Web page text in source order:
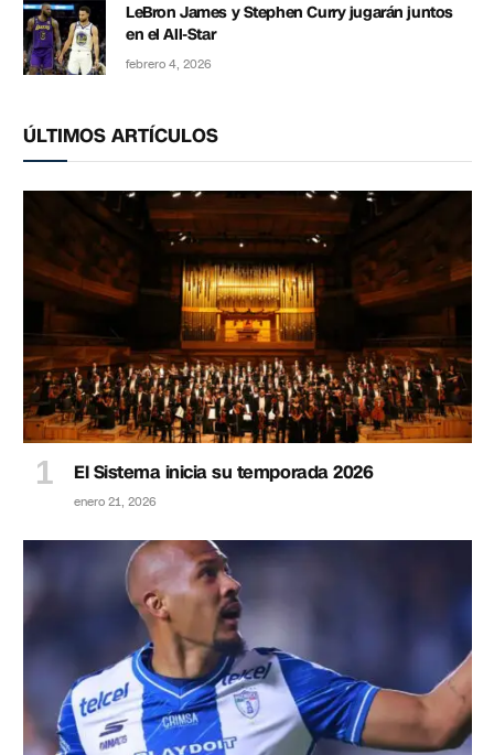
LeBron James y Stephen Curry jugarán juntos
en el All-Star
febrero 4, 2026
ÚLTIMOS ARTÍCULOS
El Sistema inicia su temporada 2026
enero 21, 2026